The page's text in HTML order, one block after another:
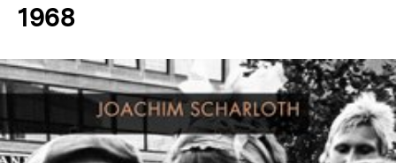
1968